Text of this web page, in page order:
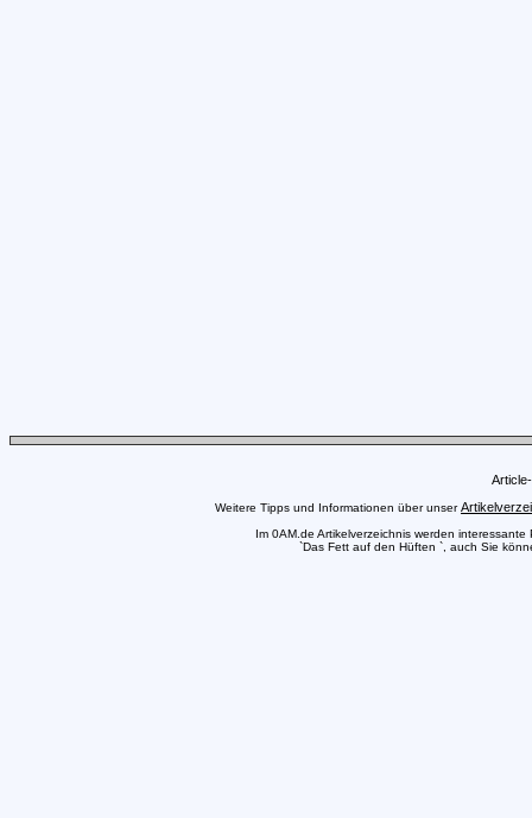
Weitere Tipps und Informationen über unser
Im 0AM.de Artikelverzeichnis werden
`Das Fett auf den Hüften `, auch Sie